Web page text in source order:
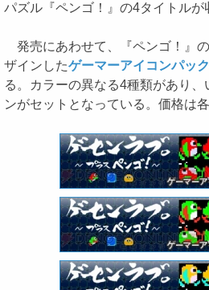
パズル『ペンゴ！』の4タイトルが
発売にあわせて、『ペンゴ！』
ザインしたゲーマーアイコンパック
る。カラーの異なる4種類があり、
ンがセットとなっている。価格は